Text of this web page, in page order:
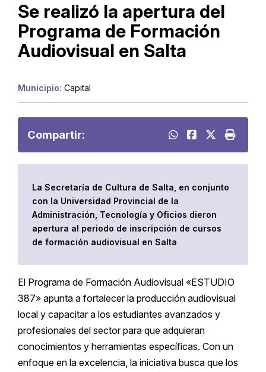
Se realizó la apertura del
Programa de Formación
Audiovisual en Salta
Municipio: Capital
Compartir:
La Secretaría de Cultura de Salta, en conjunto
con la Universidad Provincial de la
Administración, Tecnología y Oficios dieron
apertura al periodo de inscripción de cursos
de formación audiovisual en Salta
El Programa de Formación Audiovisual «ESTUDIO
387» apunta a fortalecer la producción audiovisual
local y capacitar a los estudiantes avanzados y
profesionales del sector para que adquieran
conocimientos y herramientas específicas. Con un
enfoque en la excelencia, la iniciativa busca que los